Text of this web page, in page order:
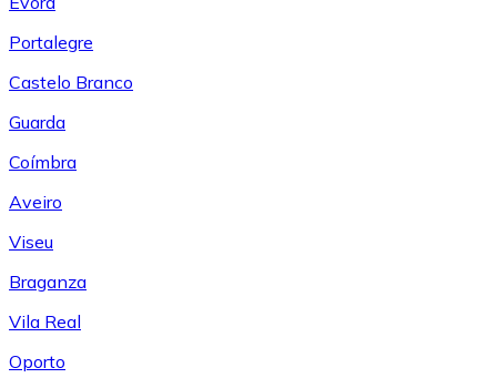
Portalegre
Castelo Branco
Guarda
Coímbra
Aveiro
Viseu
Braganza
Vila Real
Oporto